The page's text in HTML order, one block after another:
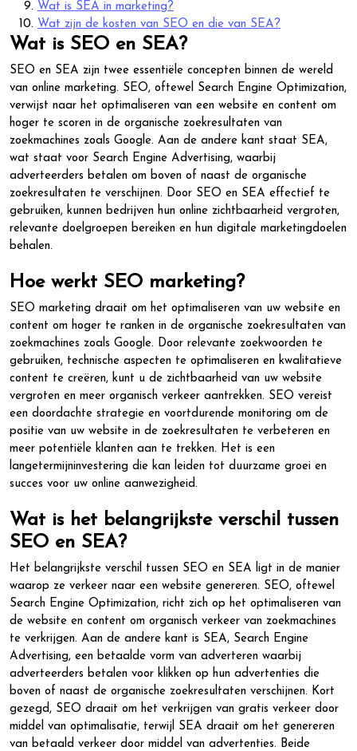
Wat is SEA in marketing?
Wat zijn de kosten van SEO en die van SEA?
Wat is SEO en SEA?
SEO en SEA zijn twee essentiële concepten binnen de wereld
van online marketing. SEO, oftewel Search Engine Optimization,
verwijst naar het optimaliseren van een website en content om
hoger te scoren in de organische zoekresultaten van
zoekmachines zoals Google. Aan de andere kant staat SEA,
wat staat voor Search Engine Advertising, waarbij
adverteerders betalen om boven of naast de organische
zoekresultaten te verschijnen. Door SEO en SEA effectief te
gebruiken, kunnen bedrijven hun online zichtbaarheid vergroten,
relevante doelgroepen bereiken en hun digitale marketingdoelen
behalen.
Hoe werkt SEO marketing?
SEO marketing draait om het optimaliseren van uw website en
content om hoger te ranken in de organische zoekresultaten van
zoekmachines zoals Google. Door relevante zoekwoorden te
gebruiken, technische aspecten te optimaliseren en kwalitatieve
content te creëren, kunt u de zichtbaarheid van uw website
vergroten en meer organisch verkeer aantrekken. SEO vereist
een doordachte strategie en voortdurende monitoring om de
positie van uw website in de zoekresultaten te verbeteren en
meer potentiële klanten aan te trekken. Het is een
langetermijninvestering die kan leiden tot duurzame groei en
succes voor uw online aanwezigheid.
Wat is het belangrijkste verschil tussen
SEO en SEA?
Het belangrijkste verschil tussen SEO en SEA ligt in de manier
waarop ze verkeer naar een website genereren. SEO, oftewel
Search Engine Optimization, richt zich op het optimaliseren van
de website en content om organisch verkeer van zoekmachines
te verkrijgen. Aan de andere kant is SEA, Search Engine
Advertising, een betaalde vorm van adverteren waarbij
adverteerders betalen voor klikken op hun advertenties die
boven of naast de organische zoekresultaten verschijnen. Kort
gezegd, SEO draait om het verkrijgen van gratis verkeer door
middel van optimalisatie, terwijl SEA draait om het genereren
van betaald verkeer door middel van advertenties. Beide